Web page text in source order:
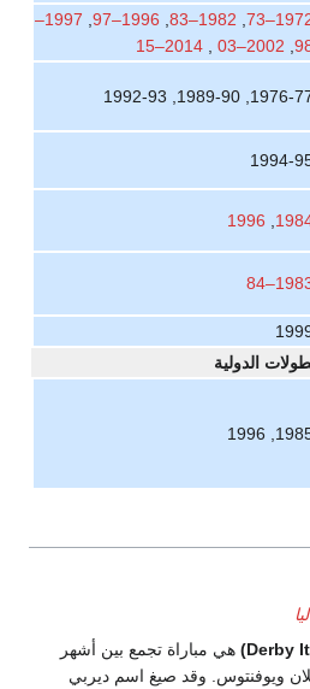
,
1982–83
,
1996–97
,
1997–
,
2014–15
1976-
1996
الدولية
)هي مباراة تجمع بين أشهر
وقد صيغ اسم ديربي